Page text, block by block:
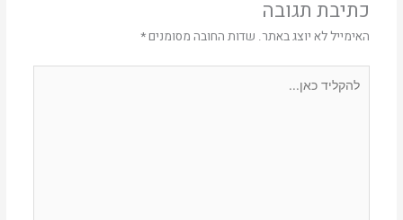
כתיבת תגובה
האימייל לא יוצג באתר. שדות החובה מסומנים*
כאן...